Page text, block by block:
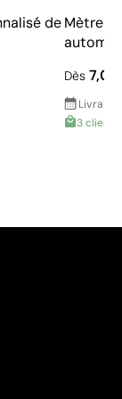
deMètre
Dès
3